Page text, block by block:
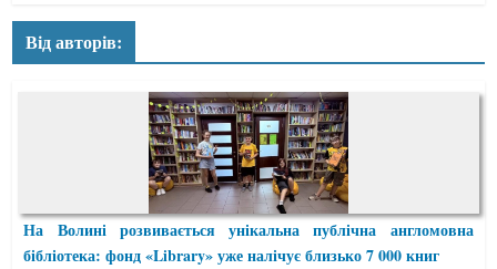
Від авторів:
На Волині розвивається унікальна публічна англомовна
бібліотека: фонд «Library» уже налічує близько 7 000 книг